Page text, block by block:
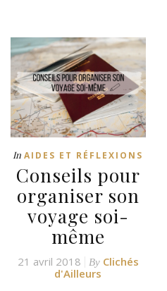
In AIDES ET RÉFLEXIONS
Conseils pour
organiser son
voyage soi-
même
21 avril 2018 By Clichés
d'Ailleurs